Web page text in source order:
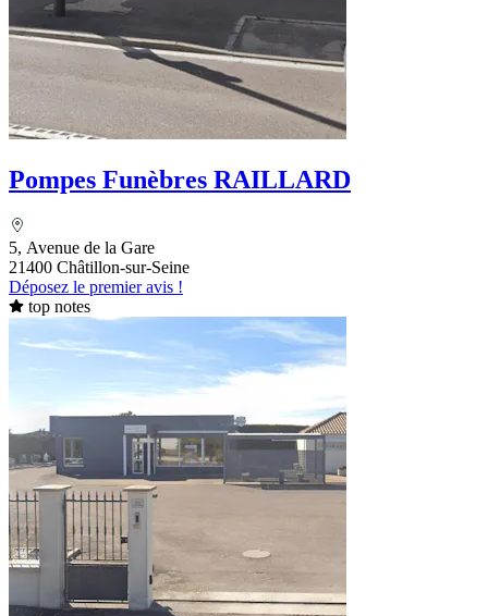
Pompes Funèbres RAILLARD
5, Avenue de la Gare
21400 Châtillon-sur-Seine
Déposez le premier avis !
top notes